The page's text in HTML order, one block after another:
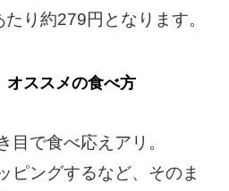
り約279円となります。
ススメの食べ方
目で食べ応えアリ。
ピングするなど、そのま